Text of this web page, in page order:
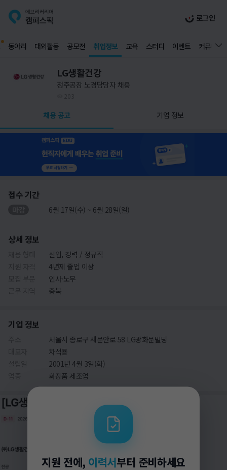
로그인
동아리 대외활동 공모전 취업정보 교육 스터디 이벤트 커뮤니티
LG생활건강
청주공장 노경담당자 채용
채용 공고 기업 정보
접수 기간
6월 17일(수) ~ 6월 28일(일)
상세 정보
신입, 경력 / 정규직
4년제 졸업 이상
인사·노무
충북
기업 정보
서울시 종로구 새문안로 58 LG광화문빌딩
차석용
2001년 4월 3일(화)
화장품 제조업
지원 전에, 이력서부터 준비하세요